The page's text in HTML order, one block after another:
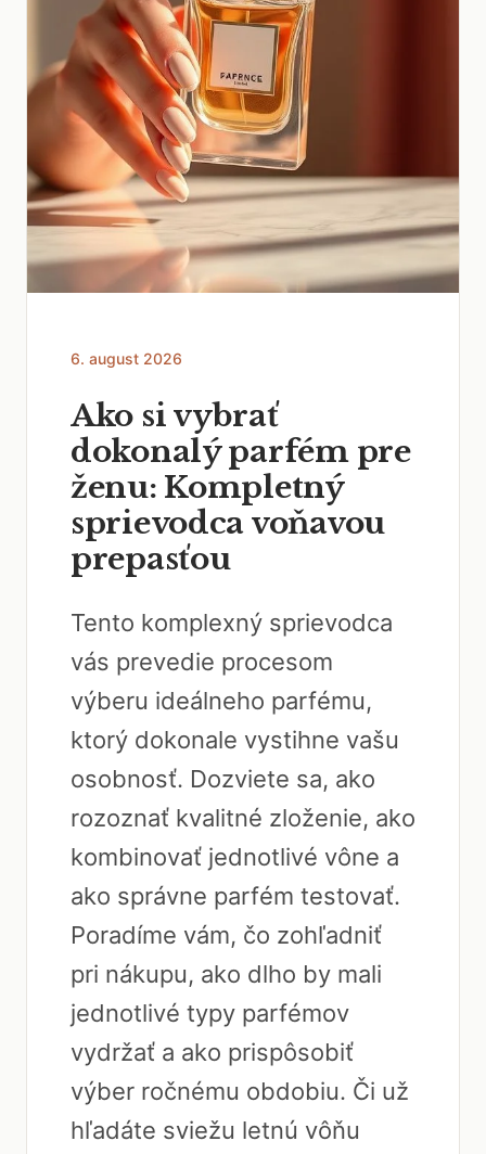
6. august 2026
Ako si vybrať
dokonalý parfém pre
ženu: Kompletný
sprievodca voňavou
prepasťou
Tento komplexný sprievodca
vás prevedie procesom
výberu ideálneho parfému,
ktorý dokonale vystihne vašu
osobnosť. Dozviete sa, ako
rozoznať kvalitné zloženie, ako
kombinovať jednotlivé vône a
ako správne parfém testovať.
Poradíme vám, čo zohľadniť
pri nákupu, ako dlho by mali
jednotlivé typy parfémov
vydržať a ako prispôsobiť
výber ročnému obdobiu. Či už
hľadáte sviežu letnú vôňu